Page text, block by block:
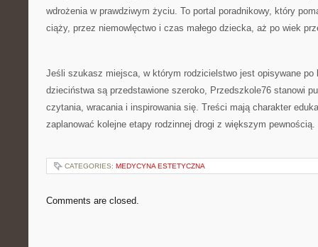
wdrożenia w prawdziwym życiu. To portal poradnikowy, który
ciąży, przez niemowlęctwo i czas małego dziecka, aż po wiek
Jeśli szukasz miejsca, w którym rodzicielstwo jest opisywane
dzieciństwa są przedstawione szeroko, Przedszkole76 stanowi
czytania, wracania i inspirowania się. Treści mają charakter
zaplanować kolejne etapy rodzinnej drogi z większym pewnością.
CATEGORIES: MEDYCYNA ESTETYCZNA
Comments are closed.